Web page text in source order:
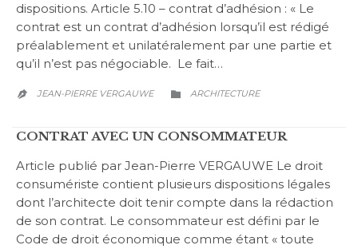
dispositions. Article 5.10 – contrat d’adhésion : « Le
contrat est un contrat d’adhésion lorsqu’il est rédigé
préalablement et unilatéralement par une partie et
qu’il n’est pas négociable. Le fait…
 JEAN-PIERRE VERGAUWE  CATEGORY
ARCHITECTURE
CONTRAT AVEC UN CONSOMMATEUR
Article publié par Jean-Pierre VERGAUWE Le droit
consumériste contient plusieurs dispositions légales
dont l’architecte doit tenir compte dans la rédaction
de son contrat. Le consommateur est défini par le
Code de droit économique comme étant « toute